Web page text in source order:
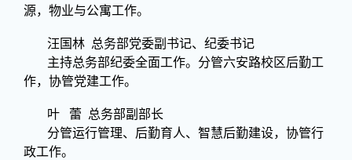
源，物业与公寓工作。
汪国林 总务部党委副书记、纪委书记
主持总务部纪委全面工作。分管六安路校区后勤工
作，协管党建工作。
叶 蕾 总务部副部长
分管运行管理、后勤育人、智慧后勤建设，协管行
政工作。